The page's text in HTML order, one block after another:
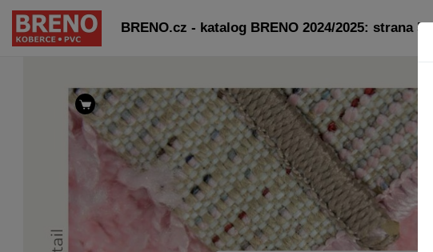
BRENO.cz - katalog BRENO 2024/2025: strana 55